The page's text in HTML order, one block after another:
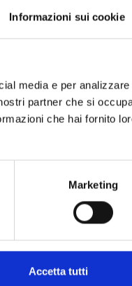
Informazioni sui cookie
media e per analizzare
partner che si
che hai fornito
Marketing
Accetta tutti